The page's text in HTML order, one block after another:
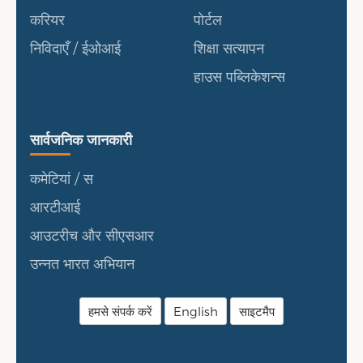
करियर
निविदाएँ / ईओआई
पोर्टल
शिक्षा सत्यापन
हाउस पब्लिकेशन्स
सार्वजनिक जानकारी
सार्वजनिक जानकारी
कमेटियां / स
आरटीआई
आउटरीच और सीएसआर
उन्नत भारत अभियान
हमसे संपर्क करें English साइटमैप